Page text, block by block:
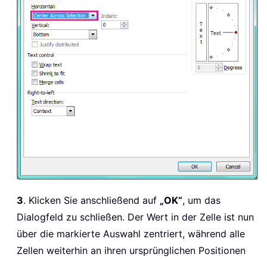
3. Klicken Sie anschließend auf „OK“, um das
Dialogfeld zu schließen. Der Wert in der Zelle ist nun
über die markierte Auswahl zentriert, während alle
Zellen weiterhin an ihren ursprünglichen Positionen